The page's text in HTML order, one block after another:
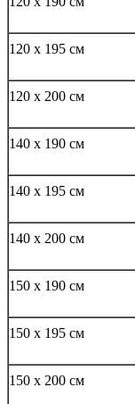
120 x 195 см
120 x 200 см
140 x 190 см
140 x 195 см
140 x 200 см
150 x 190 см
150 x 195 см
150 x 200 см